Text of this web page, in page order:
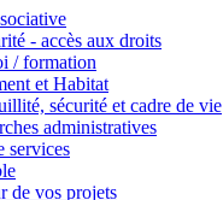
- accès aux droits
/ formation
et Habitat
sécurité et cadre de vie
administratives
services
de vos projets